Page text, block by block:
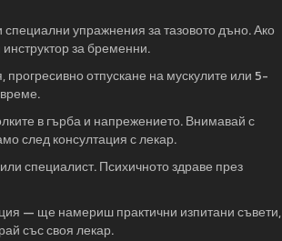
упражнения за тазовото дъно. Ако
за бременни.
отпускане на мускулите или 5-
в гърба и напрежението. Внимавай с
след консултация с лекар.
специалист. Психичното здраве през
— ще намериш практични изпитани съвети,
със своя лекар.